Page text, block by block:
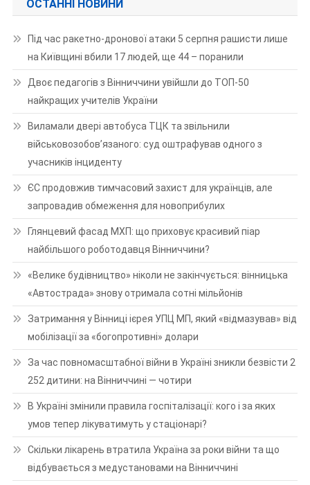
ОСТАННІ НОВИНИ
Під час ракетно-дронової атаки 5 серпня рашисти лише
на Київщині вбили 17 людей, ще 44 – поранили
Двоє педагогів з Вінниччини увійшли до ТОП-50
найкращих учителів України
Виламали двері автобуса ТЦК та звільнили
військовозобов’язаного: суд оштрафував одного з
учасників інциденту
ЄС продовжив тимчасовий захист для українців, але
запровадив обмеження для новоприбулих
Глянцевий фасад МХП: що приховує красивий піар
найбільшого роботодавця Вінниччини?
«Велике будівництво» ніколи не закінчується: вінницька
«Автострада» знову отримала сотні мільйонів
Затримання у Вінниці ієрея УПЦ МП, який «відмазував» від
мобілізації за «богопротивні» долари
За час повномасштабної війни в Україні зникли безвісти 2
252 дитини: на Вінниччині — чотири
В Україні змінили правила госпіталізації: кого і за яких
умов тепер лікуватимуть у стаціонарі?
Скільки лікарень втратила Україна за роки війни та що
відбувається з медустановами на Вінниччині